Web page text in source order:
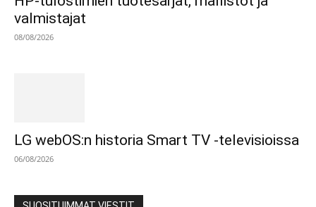
valmistajat
08/08/2026
LG webOS:n historia Smart TV -televisioissa
06/08/2026